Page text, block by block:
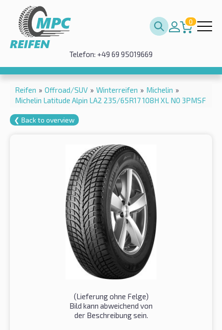
0
Telefon: +49 69 95019669
Reifen » Offroad/SUV » Winterreifen » Michelin »
Michelin Latitude Alpin LA2 235/65R17 108H XL N0 3PMSF
❮ Back to overview
(Lieferung ohne Felge)
Bild kann abweichend von
der Beschreibung sein.